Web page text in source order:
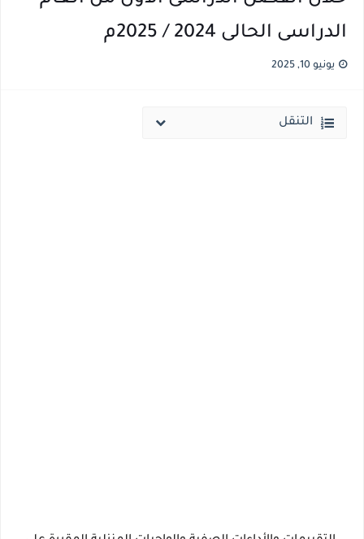
انخفاض الحد الادني بكليات القمة والمرحلة الاولي للتنسيق يوم الاثنين القادم ..بداية تظلمات الثانوية العامة الكترونيا لمدة 15 يوم بداية من غداالدراسى الحالى 2024 / 2025م
يونيو 10, 2025
التنقل